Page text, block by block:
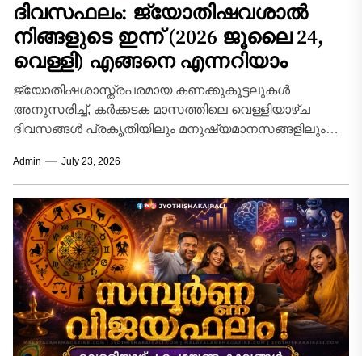
ദിവസഫലം: ജ്യോതിഷവശാൽ
നിങ്ങളുടെ ഇന്ന്‌ (2026 ജൂലൈ 24,
വെള്ളി) എങ്ങനെ എന്നറിയാം
ജ്യോതിഷശാസ്ത്രപരമായ കണക്കുകൂട്ടലുകൾ
അനുസരിച്ച്, കർക്കടക മാസത്തിലെ വെള്ളിയാഴ്ച
ദിവസങ്ങൾ പ്രകൃതിയിലും മനുഷ്യമാനസങ്ങളിലും
കാലയളവാണ്. ദക്ഷിണായനത്തിന്റെ
ആരംഭഘട്ടത്തിലൂടെ ഗ്രഹങ്ങൾ കടന്നുപോകുമ്പോൾ,
വ്യക്തിജീവിതത്തിലും തൊഴിൽമേഖലയിലും
ഉണ്ടാകുന്ന...
Admin July 23, 2026